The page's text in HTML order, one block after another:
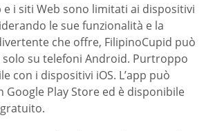
i siti Web sono limitati ai dispositivi
le sue funzionalità e la
che offre, FilipinoCupid può
solo su telefoni Android. Purtroppo
con i dispositivi iOS. L’app può
Google Play Store ed è disponibile